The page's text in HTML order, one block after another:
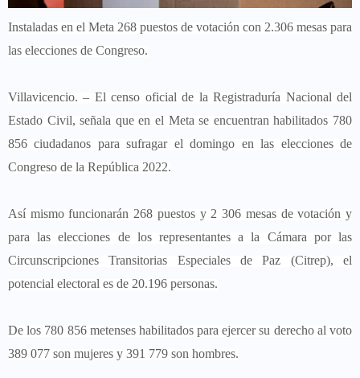
Instaladas en el Meta 268 puestos de votación con 2.306 mesas para
las elecciones de Congreso.
Villavicencio. – El censo oficial de la Registraduría Nacional del
Estado Civil, señala que en el Meta se encuentran habilitados 780
856 ciudadanos para sufragar el domingo en las elecciones de
Congreso de la República 2022.
Así mismo funcionarán 268 puestos y 2 306 mesas de votación y
para las elecciones de los representantes a la Cámara por las
Circunscripciones Transitorias Especiales de Paz (Citrep), el
potencial electoral es de 20.196 personas.
De los 780 856 metenses habilitados para ejercer su derecho al voto
389 077 son mujeres y 391 779 son hombres.